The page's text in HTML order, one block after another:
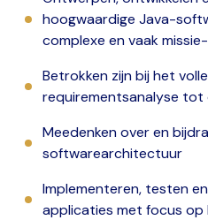
hoogwaardige Java-
complexe en vaak
Betrokken zijn bij het
requirementsanalyse tot
Meedenken over en
softwarearchitectuur
Implementeren, testen
applicaties met focus